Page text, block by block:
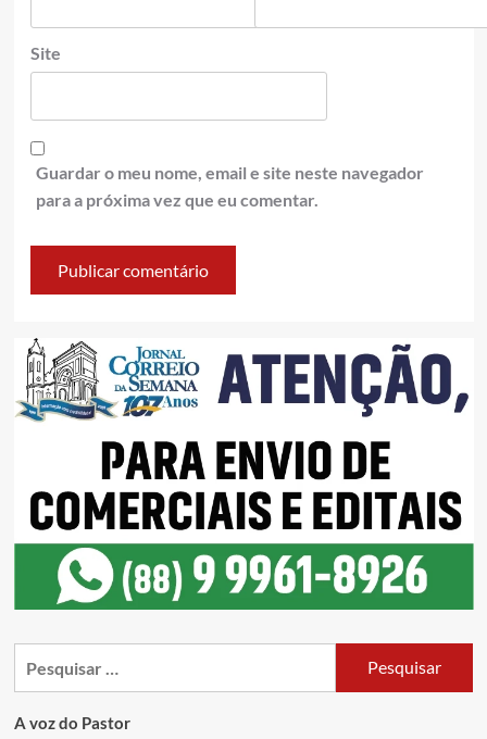
Site
Guardar o meu nome, email e site neste navegador
para a próxima vez que eu comentar.
A voz do Pastor